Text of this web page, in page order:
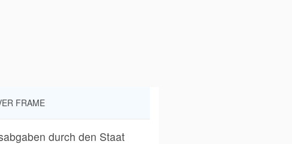
FRAME
durch den Staat